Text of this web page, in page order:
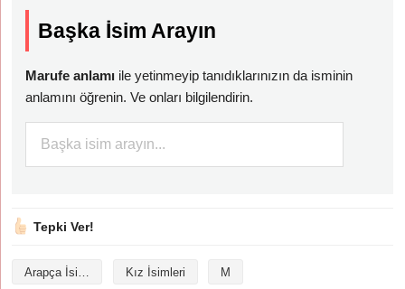
Başka İsim Arayın
Marufe anlamı ile yetinmeyip tanıdıklarınızın da isminin
anlamını öğrenin. Ve onları bilgilendirin.
Tepki Ver!
Arapça İsimler Kız İsimleri M